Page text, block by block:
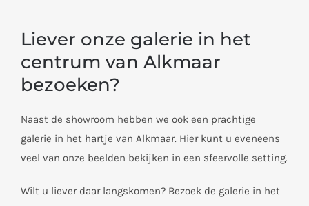
Liever onze galerie in het
centrum van Alkmaar
bezoeken?
Naast de showroom hebben we ook een prachtige
galerie in het hartje van Alkmaar. Hier kunt u eveneens
veel van onze beelden bekijken in een sfeervolle setting.
Wilt u liever daar langskomen? Bezoek de galerie in het